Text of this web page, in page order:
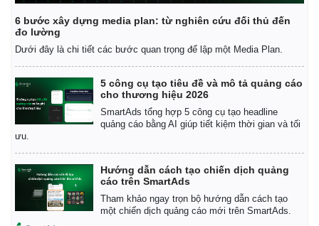
Pháp luật
Vụ án
Tin nóng
Quân sự - Quốc phòng
Việt Nam
Phân tích
6 bước xây dựng media plan: từ nghiên cứu đối thủ đến
đo lường
Dưới đây là chi tiết các bước quan trọng để lập một Media Plan.
5 công cụ tạo tiêu đề và mô tả quảng cáo
cho thương hiệu 2026
SmartAds tổng hợp 5 công cụ tạo headline
quảng cáo bằng AI giúp tiết kiệm thời gian và tối
ưu.
Hướng dẫn cách tạo chiến dịch quảng
cáo trên SmartAds
Tham khảo ngay trọn bộ hướng dẫn cách tạo
một chiến dịch quảng cáo mới trên SmartAds.